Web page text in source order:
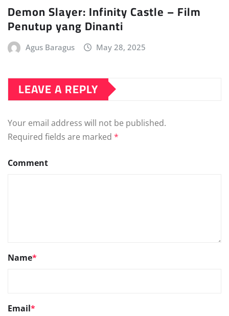
Demon Slayer: Infinity Castle – Film
Penutup yang Dinanti
Agus Baragus May 28, 2025
LEAVE A REPLY
Your email address will not be published.
Required fields are marked *
Comment
Name*
Email*